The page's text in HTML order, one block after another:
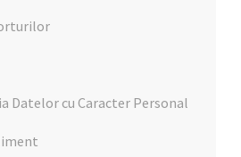
Datelor cu Caracter Personal